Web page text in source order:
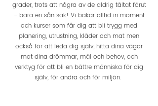
grader, trots att några av de aldrig tältat förut
- bara en sån sak! Vi bakar alltid in moment
och kurser som får dig att bli trygg med
planering, utrustning, kläder och mat men
också för att leda dig själv, hitta dina vägar
mot dina drömmar, mål och behov, och
verktyg för att bli en bättre människa för dig
själv, för andra och för miljön.